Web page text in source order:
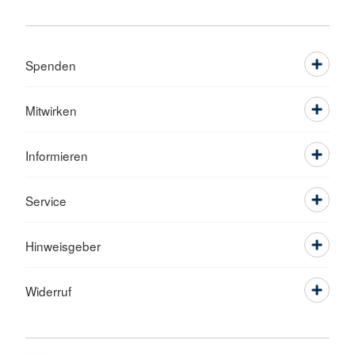
Spenden
Mitwirken
Informieren
Service
Hinweisgeber
Widerruf